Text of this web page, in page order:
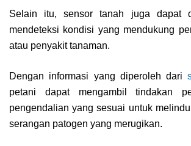
Selain itu, sensor tanah juga dapat
mendeteksi kondisi yang mendukung
atau penyakit tanaman.
Dengan informasi yang diperoleh dari
petani dapat mengambil tindakan
pengendalian yang sesuai untuk
serangan patogen yang merugikan.